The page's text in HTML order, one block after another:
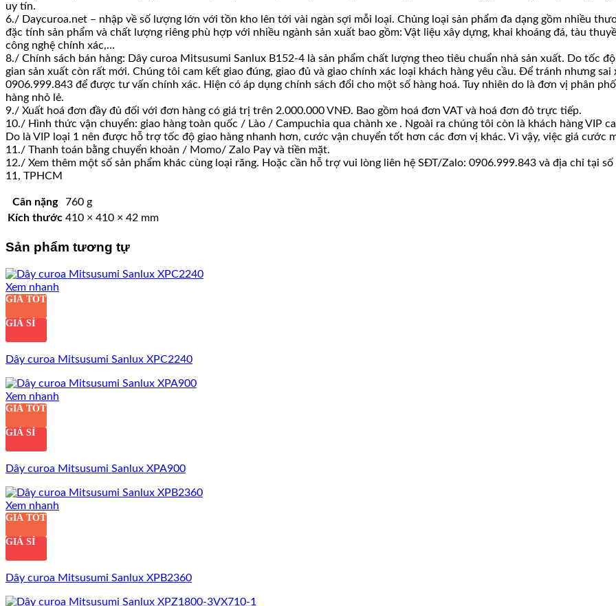
uy tín.
6./ Daycuroa.net – nhập về số lượng lớn với tồn kho lên tới vài ngàn sợi mỗi loại. Chủng loại sản phẩm đa dạng gồm nhiều
đặc tính sản phẩm và chất lượng riêng phù hợp với nhiều ngành sản xuất bao gồm: Vật liệu xây dựng, khai khoáng đá, tàu
công nghệ chính xác,…
8./ Chính sách bán hàng: Dây curoa Mitsusumi Sanlux B152-4 là sản phẩm chất lượng theo tiêu chuẩn nhà sản xuất. Do tốc
gian sản xuất còn rất mới. Chúng tôi cam kết giao đúng, giao đủ và giao chính xác loại khách hàng yêu cầu. Để tránh nhưng
0906.999.843 để được tư vấn chính xác. Hiện có áp dụng chính sách đổi cho một số hàng hoá. Tuy nhiên do là đơn vị phân
hàng nhỏ lẻ.
9./ Xuất hoá đơn đầy đủ đối với đơn hàng có giá trị trên 2.000.000 VNĐ. Bao gồm hoá đơn VAT và hoá đơn đỏ trực tiếp.
10./ Hình thức vận chuyển: giao hàng toàn quốc / Lào / Campuchia qua chành xe . Ngoài ra chúng tôi còn là khách hàng VIP
Do là VIP loại 1 nên được hỗ trợ tốc độ giao hàng nhanh hơn, cước vận chuyển tốt hơn các đơn vị khác. Vì vậy, việc giá cước
11./ Thanh toán bằng chuyển khoản / Momo/ Zalo Pay và tiền mặt.
12./ Xem thêm một số sản phẩm khác cùng loại răng. Hoặc cần hỗ trợ vui lòng liên hệ SĐT/Zalo: 0906.999.843 và địa chỉ tại
11, TPHCM
Cân nặng
760 g
Kích thước 410 × 410 × 42 mm
Sản phẩm tương tự
Xem nhanh
GIÁ TỐT
GIÁ SỈ
Dây curoa Mitsusumi Sanlux XPC2240
Xem nhanh
GIÁ TỐT
GIÁ SỈ
Dây curoa Mitsusumi Sanlux XPA900
Xem nhanh
GIÁ TỐT
GIÁ SỈ
Dây curoa Mitsusumi Sanlux XPB2360